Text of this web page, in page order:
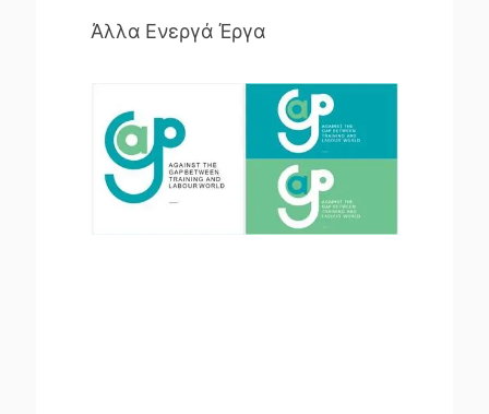
Άλλα Ενεργά Έργα